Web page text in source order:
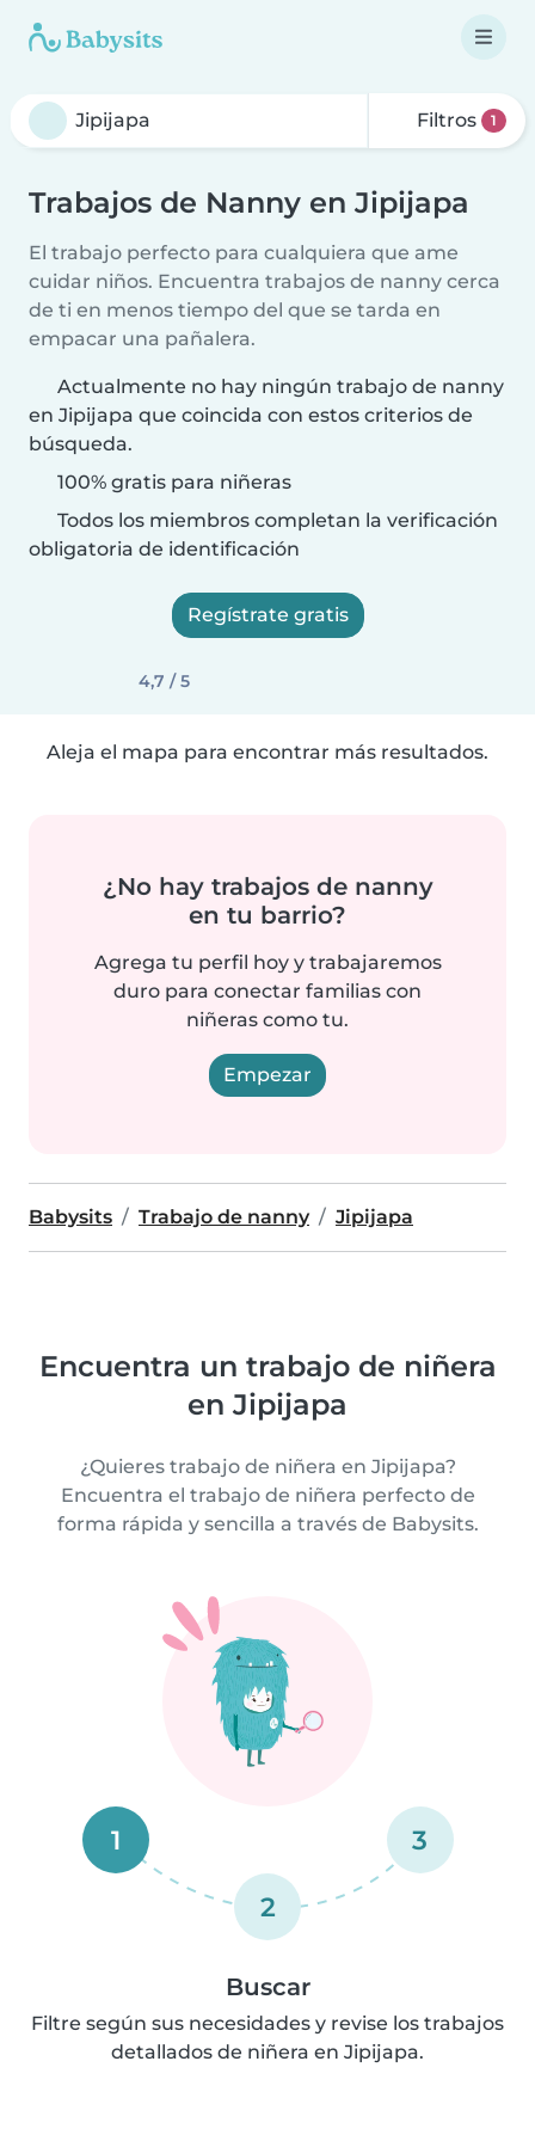
Filtros 1
Trabajos de Nanny en Jipijapa
El trabajo perfecto para cualquiera que ame
cuidar niños. Encuentra trabajos de nanny cerca
de ti en menos tiempo del que se tarda en
empacar una pañalera.
Actualmente no hay ningún trabajo de nanny
en Jipijapa que coincida con estos criterios de
búsqueda.
100% gratis para niñeras
Todos los miembros completan la verificación
obligatoria de identificación
Regístrate gratis
4,7 / 5
Aleja el mapa para encontrar más resultados.
¿No hay trabajos de nanny
en tu barrio?
Agrega tu perfil hoy y trabajaremos
duro para conectar familias con
niñeras como tu.
Empezar
Babysits Trabajo de nanny Jipijapa
Encuentra un trabajo de niñera
en Jipijapa
¿Quieres trabajo de niñera en Jipijapa?
Encuentra el trabajo de niñera perfecto de
forma rápida y sencilla a través de Babysits.
1
2
3
Buscar
Filtre según sus necesidades y revise los trabajos
detallados de niñera en Jipijapa.